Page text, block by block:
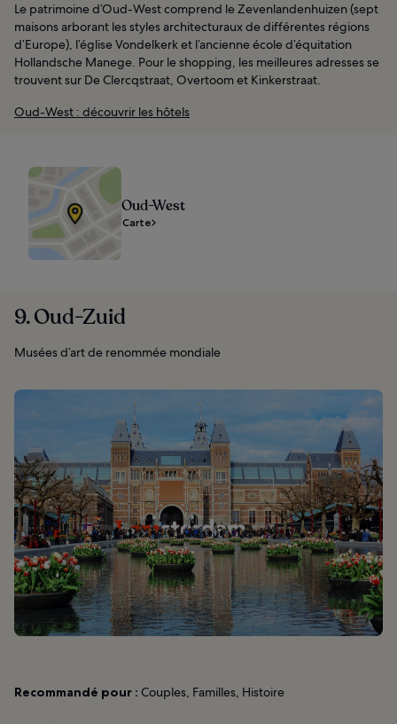
Le patrimoine d’Oud-West comprend le Zevenlandenhuizen (sept
maisons arborant les styles architecturaux de différentes régions
d’Europe), l’église Vondelkerk et l’ancienne école d’équitation
Hollandsche Manege. Pour le shopping, les meilleures adresses se
trouvent sur De Clercqstraat, Overtoom et Kinkerstraat.
Oud-West : découvrir les hôtels
Oud-West
Carte
9. Oud-Zuid
Musées d’art de renommée mondiale
Recommandé pour : Couples, Familles, Histoire